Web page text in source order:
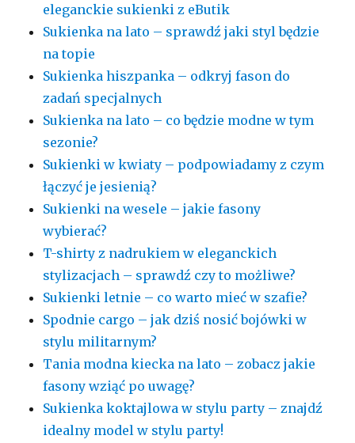
eleganckie sukienki z eButik
Sukienka na lato – sprawdź jaki styl będzie
na topie
Sukienka hiszpanka – odkryj fason do
zadań specjalnych
Sukienka na lato – co będzie modne w tym
sezonie?
Sukienki w kwiaty – podpowiadamy z czym
łączyć je jesienią?
Sukienki na wesele – jakie fasony
wybierać?
T-shirty z nadrukiem w eleganckich
stylizacjach – sprawdź czy to możliwe?
Sukienki letnie – co warto mieć w szafie?
Spodnie cargo – jak dziś nosić bojówki w
stylu militarnym?
Tania modna kiecka na lato – zobacz jakie
fasony wziąć po uwagę?
Sukienka koktajlowa w stylu party – znajdź
idealny model w stylu party!